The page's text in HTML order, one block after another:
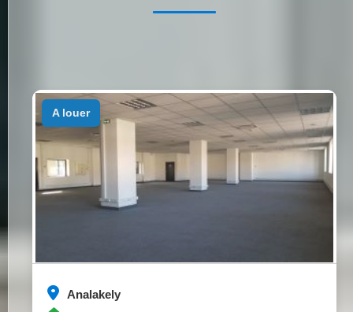
Analakely
a louer